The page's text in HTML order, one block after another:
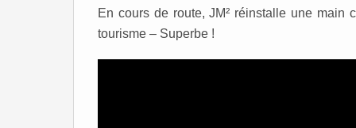
En cours de route, JM² réinstalle une main
tourisme – Superbe !